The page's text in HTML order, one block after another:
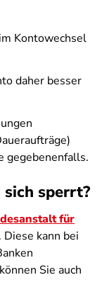
Kontowechsel
daher besser
gegebenenfalls.
sich sperrt?
für
. Diese kann bei
Sie auch